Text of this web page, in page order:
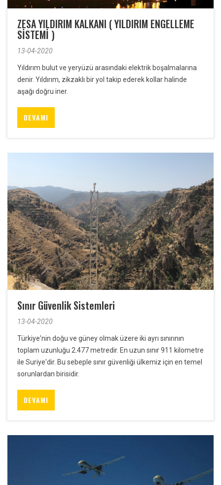
ZESA YILDIRIM KALKANI ( YILDIRIM ENGELLEME
SİSTEMİ )
13-04-2020
Yıldırım bulut ve yeryüzü arasındaki elektrik boşalmalarına
denir. Yıldırım, zikzaklı bir yol takip ederek kollar halinde
aşağı doğru iner.
DEVAMI
Sınır Güvenlik Sistemleri
13-04-2020
Türkiye'nin doğu ve güney olmak üzere iki ayrı sınırının
toplam uzunluğu 2.477 metredir. En uzun sınır 911 kilometre
ile Suriye'dir. Bu sebeple sınır güvenliği ülkemiz için en temel
sorunlardan birisidir.
DEVAMI